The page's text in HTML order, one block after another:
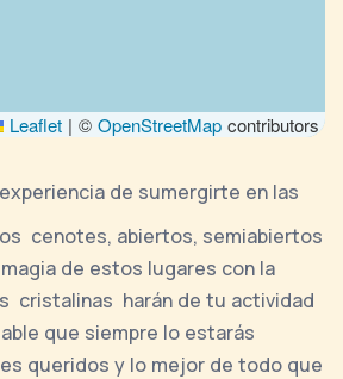
Leaflet | © OpenStreetMap contributors
de sumergirte en las
cenotes, abiertos, semiabiertos
de estos lugares con la
cristalinas harán de tu actividad
que siempre lo estarás
queridos y lo mejor de todo que